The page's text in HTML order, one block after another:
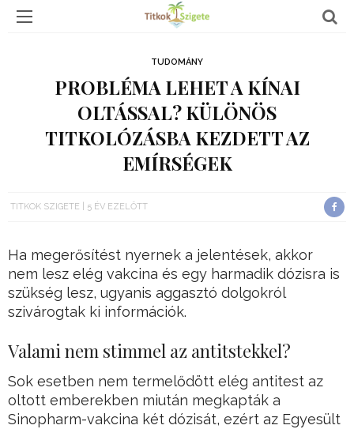
TUDOMÁNY
PROBLÉMA LEHET A KÍNAI
OLTÁSSAL? KÜLÖNÖS
TITKOLÓZÁSBA KEZDETT AZ
EMÍRSÉGEK
TITKOK SZIGETE 5 ÉV EZELŐTT
Ha megerősítést nyernek a jelentések, akkor
nem lesz elég vakcina és egy harmadik dózisra is
szükség lesz, ugyanis aggasztó dolgokról
szivárogtak ki információk.
Valami nem stimmel az antitstekkel?
Sok esetben nem termelődött elég antitest az
oltott emberekben miután megkapták a
Sinopharm-vakcina két dózisát, ezért az Egyesült